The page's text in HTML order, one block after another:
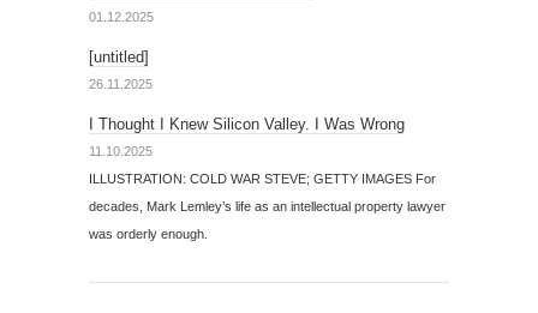
01.12.2025
[untitled]
26.11.2025
I Thought I Knew Silicon Valley. I Was Wrong
11.10.2025
ILLUSTRATION: COLD WAR STEVE; GETTY IMAGES For
decades, Mark Lemley’s life as an intellectual property lawyer
was orderly enough.